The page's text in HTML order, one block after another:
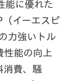
能に優れた
（イーエスピ
力強いトル
性能の向上
消費、騒